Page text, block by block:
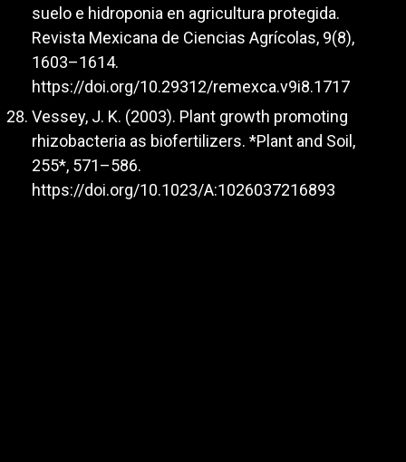
suelo e hidroponia en agricultura protegida.
Revista Mexicana de Ciencias Agrícolas, 9(8),
1603–1614.
https://doi.org/10.29312/remexca.v9i8.1717
Vessey, J. K. (2003). Plant growth promoting
rhizobacteria as biofertilizers. *Plant and Soil,
255*, 571–586.
https://doi.org/10.1023/A:1026037216893